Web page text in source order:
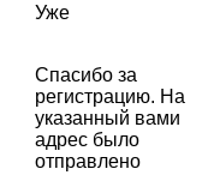
Уже
Спасибо за
регистрацию. На
указанный вами
адрес было
отправлено